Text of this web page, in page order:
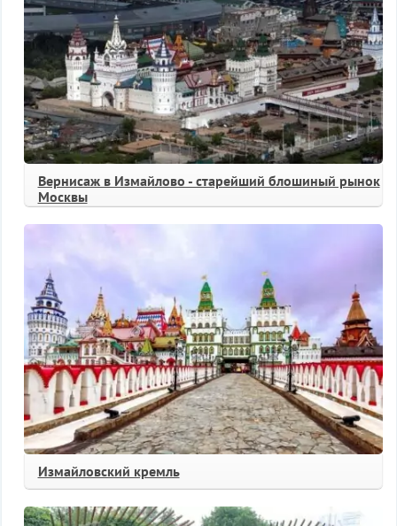
Вернисаж в Измайлово - старейший блошиный рынок
Москвы
Измайловский кремль